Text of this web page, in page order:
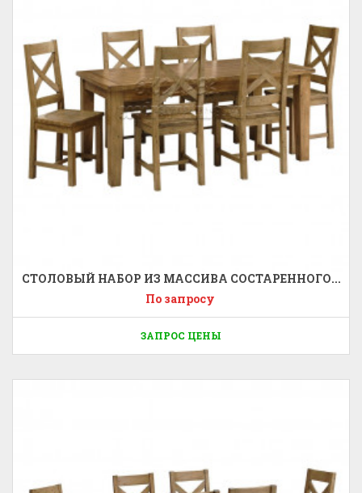
СТОЛОВЫЙ НАБОР ИЗ МАССИВА СОСТАРЕННОГО...
По запросу
ЗАПРОС ЦЕНЫ